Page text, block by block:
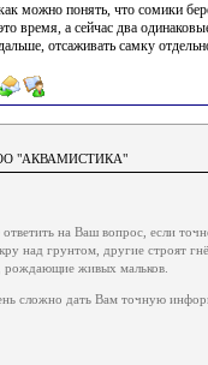
можно понять, что сомики
время, а сейчас два
отсаживать самку
"АКВАМИСТИКА"
на Ваш вопрос, если
над грунтом, другие строят
живых мальков.
сложно дать Вам точную